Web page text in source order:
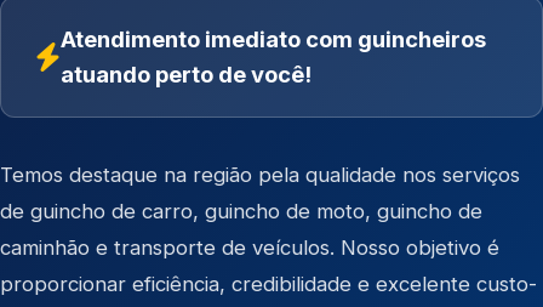
Atendimento imediato com guincheiros
atuando perto de você!
Temos destaque na região pela qualidade nos serviços
de guincho de carro, guincho de moto, guincho de
caminhão e transporte de veículos. Nosso objetivo é
proporcionar eficiência, credibilidade e excelente custo-